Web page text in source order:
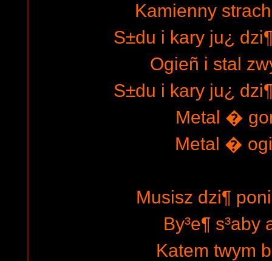
Kamienny
S±du i kary ju¿
Ogieñ i stal
S±du i kary ju¿
Metal �
Metal �
Musisz dzi¶
By³e¶ s³aby
Katem twym